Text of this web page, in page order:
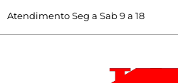
Atendimento Seg a Sab 9 a 18